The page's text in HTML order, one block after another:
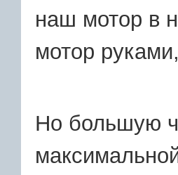
наш мотор в
мотор
Но большую